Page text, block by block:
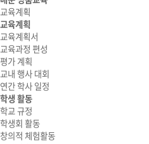
교육계획
교육계획
교육계획서
교육과정 편성
평가 계획
교내 행사 대회
연간 학사 일정
학생 활동
학교 규정
학생회 활동
창의적 체험활동